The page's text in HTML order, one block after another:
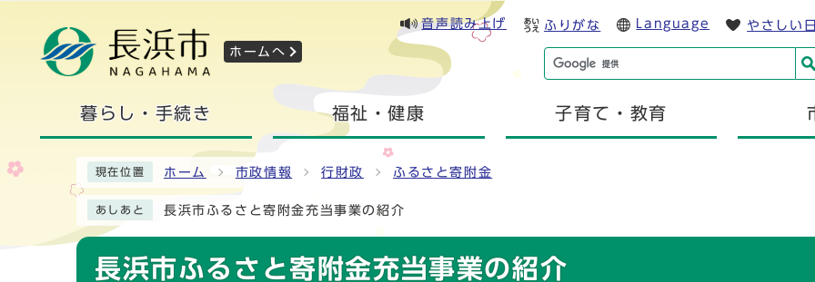
ホームへ
音声読み上げ ふりがな Language やさしい
暮らし・手続き 福祉・健康 子育て・教育
現在位置 ホーム 市政情報 行財政 ふるさと寄附金
あしあと 長浜市ふるさと寄附金充当事業の紹介
長浜市ふるさと寄附金充当事業の紹介